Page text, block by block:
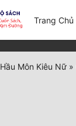
Trang Chủ
Hầu Môn Kiêu Nữ »